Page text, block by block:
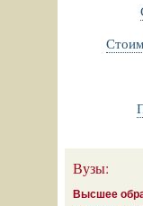
Вузы:
Высшее